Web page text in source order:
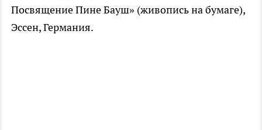
Посвящение Пине Бауш» (живопись на бумаге),
Эссен, Германия.